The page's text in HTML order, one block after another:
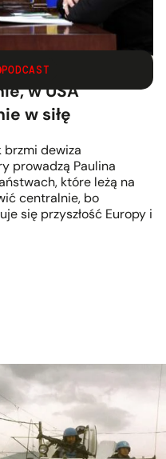
PODCAST
w USA
w siłę
brzmi dewiza
prowadzą Paulina
które leżą na
centralnie, bo
się przyszłość Europy i